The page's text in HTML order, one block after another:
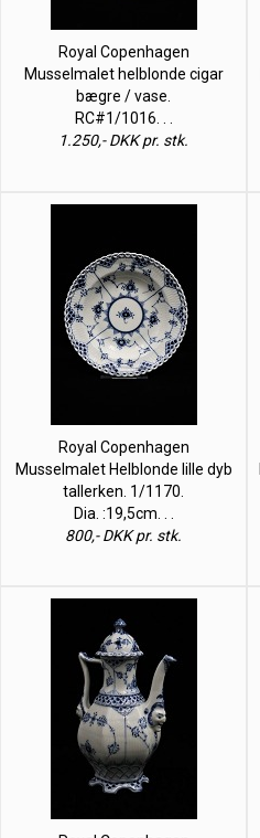
Royal Copenhagen
Musselmalet helblonde cigar
bægre / vase.
RC#1/1016. . .
1.250,- DKK pr. stk.
Royal Copenhagen
Musselmalet Helblonde lille dyb
tallerken. 1/1170.
Dia. :19,5cm. . .
800,- DKK pr. stk.